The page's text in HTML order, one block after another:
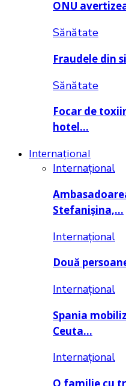
ONU
Sănătate
Fraudele din
Sănătate
Focar de
hotel…
Internațional
Internațional
Stefanișina,…
Internațional
Două
Internațional
Spania
Ceuta…
Internațional